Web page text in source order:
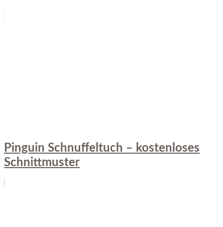
Pinguin Schnuffeltuch – kostenloses
Schnittmuster